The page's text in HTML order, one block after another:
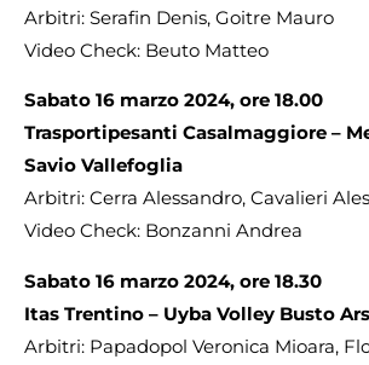
Arbitri: Serafin Denis, Goitre Mauro
Video Check: Beuto Matteo
Sabato 16 marzo 2024, ore 18.00
Trasportipesanti Casalmaggiore –
Savio Vallefoglia
Arbitri: Cerra Alessandro, Cavalieri
Video Check: Bonzanni Andrea
Sabato 16 marzo 2024, ore 18.30
Itas Trentino – Uyba Volley Busto
Arbitri: Papadopol Veronica Mioara,